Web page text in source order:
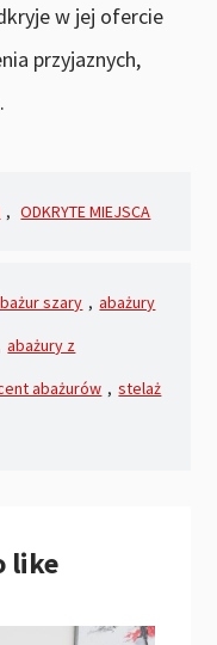
w jej ofercie
przyjaznych,
, ODKRYTE MIEJSCA
szary , abażury
abażury z
abażurów , stelaż
like